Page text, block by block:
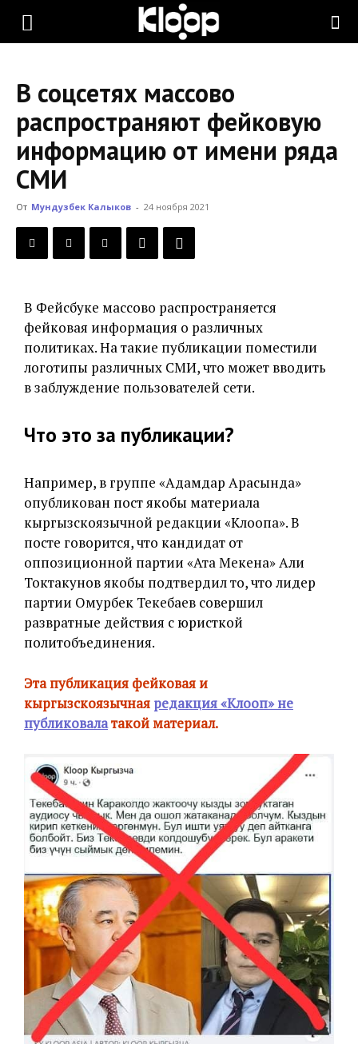
KLOOP.KG
Новости
Кыргызстана
В соцсетях массово
распространяют фейковую
информацию от имени ряда
СМИ
От Мундузбек Калыков - 24 ноября 2021
В Фейсбуке массово распространяется
фейковая информация о различных
политиках. На такие публикации поместили
логотипы различных СМИ, что может вводить
в заблуждение пользователей сети.
Что это за публикации?
Например, в группе «Адамдар Арасында»
опубликован пост якобы материала
кыргызскоязычной редакции «Клоопа». В
посте говорится, что кандидат от
оппозиционной партии «Ата Мекена» Али
Токтакунов якобы подтвердил то, что лидер
партии Омурбек Текебаев совершил
развратные действия с юристкой
политобъединения.
Эта публикация фейковая и
кыргызскоязычная редакция «Клооп» не
публиковалатакой материал.